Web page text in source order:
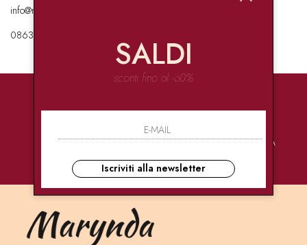
info@marynda.com
08631871946
PAGAMENTI
CONSEGNE
ULTRA RAPIDE
ASSISTENZA
SALDI
sconti fino al -60%
Iscriviti alla newsletter